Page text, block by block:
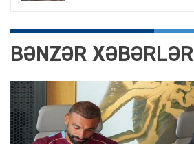
BƏNZƏR XƏBƏRLƏR